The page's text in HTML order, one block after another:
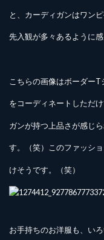
と、カーディガンはワン
先入観が多々あるように感
こちらの画像はボーダー
をコーディネートしただ
ガンが持つ上品さが感じ
す。（笑）このファッシ
けそうです。（笑）
お手持ちのお洋服も、い